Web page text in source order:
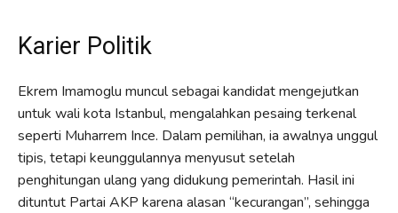
Karier Politik
Ekrem Imamoglu muncul sebagai kandidat mengejutkan
untuk wali kota Istanbul, mengalahkan pesaing terkenal
seperti Muharrem Ince. Dalam pemilihan, ia awalnya unggul
tipis, tetapi keunggulannya menyusut setelah
penghitungan ulang yang didukung pemerintah. Hasil ini
dituntut Partai AKP karena alasan “kecurangan”, sehingga